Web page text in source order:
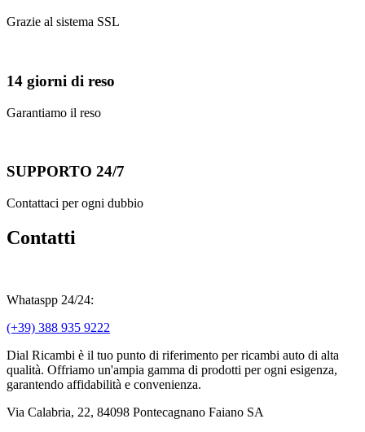
Grazie al sistema SSL
14 giorni di reso
Garantiamo il reso
SUPPORTO 24/7
Contattaci per ogni dubbio
Contatti
Whataspp 24/24:
(+39) 388 935 9222
Dial Ricambi è il tuo punto di riferimento per ricambi auto di alta
qualità. Offriamo un'ampia gamma di prodotti per ogni esigenza,
garantendo affidabilità e convenienza.
Via Calabria, 22, 84098 Pontecagnano Faiano SA